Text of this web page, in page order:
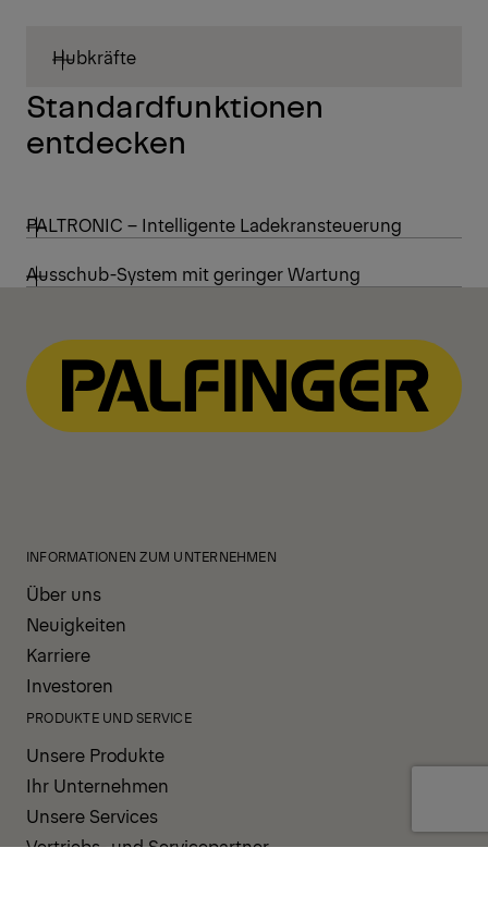
Hubkräfte
Standardfunktionen
entdecken
PALTRONIC – Intelligente Ladekransteuerung
Ausschub-System mit geringer Wartung
INFORMATIONEN ZUM UNTERNEHMEN
Über uns
Neuigkeiten
Karriere
Investoren
PRODUKTE UND SERVICE
Unsere Produkte
Ihr Unternehmen
Unsere Services
Vertriebs- und Servicepartner